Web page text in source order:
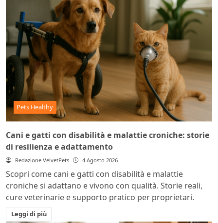
Pets Healthy
Cani e gatti con disabilità e malattie croniche: storie
di resilienza e adattamento
Redazione VelvetPets 4 Agosto 2026
Scopri come cani e gatti con disabilità e malattie
croniche si adattano e vivono con qualità. Storie reali,
cure veterinarie e supporto pratico per proprietari.
Leggi di più